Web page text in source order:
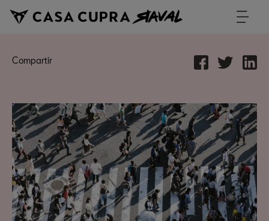
Compartir